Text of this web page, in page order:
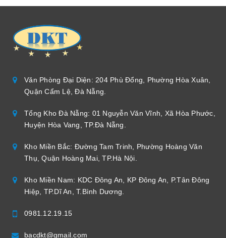
Văn Phòng Đại Diện: 204 Phù Đổng, Phường Hòa Xuân,
Quận Cẩm Lệ, Đà Nẵng.
Tổng Kho Đà Nẵng: 01 Nguyễn Văn Vĩnh, Xã Hòa Phước,
Huyện Hòa Vang, TP.Đà Nẵng.
Kho Miền Bắc: Đường Tam Trinh, Phường Hoàng Văn
Thụ, Quận Hoàng Mai, TP.Hà Nội.
Kho Miền Nam: KDC Đông An, KP Đông An, P.Tân Đông
Hiệp, TP.Dĩ An, T.Bình Dương.
0981.12.19.15
bacdkt@gmail.com